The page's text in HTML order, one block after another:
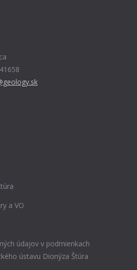
a VO
údajov v podmienkach
ústavu Dionýza Štúra